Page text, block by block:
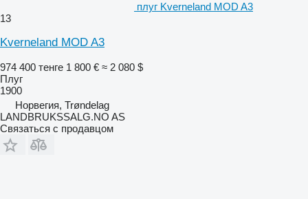
плуг Kverneland MOD A3
13
Kverneland MOD A3
974 400 тенге 1 800 € ≈ 2 080 $
Плуг
1900
Норвегия, Trøndelag
LANDBRUKSSALG.NO AS
Связаться с продавцом